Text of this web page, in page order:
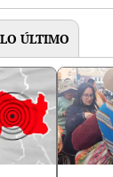
LO ÚLTIMO